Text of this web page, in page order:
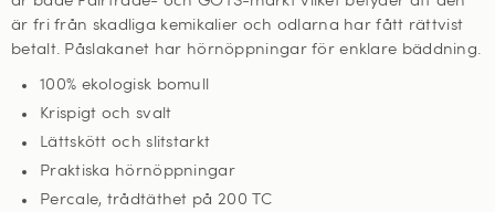
är fri från skadliga kemikalier och odlarna har fått rättvist
betalt. Påslakanet har hörnöppningar för enklare bäddning.
100% ekologisk bomull
Krispigt och svalt
Lättskött och slitstarkt
Praktiska hörnöppningar
Percale, trådtäthet på 200 TC